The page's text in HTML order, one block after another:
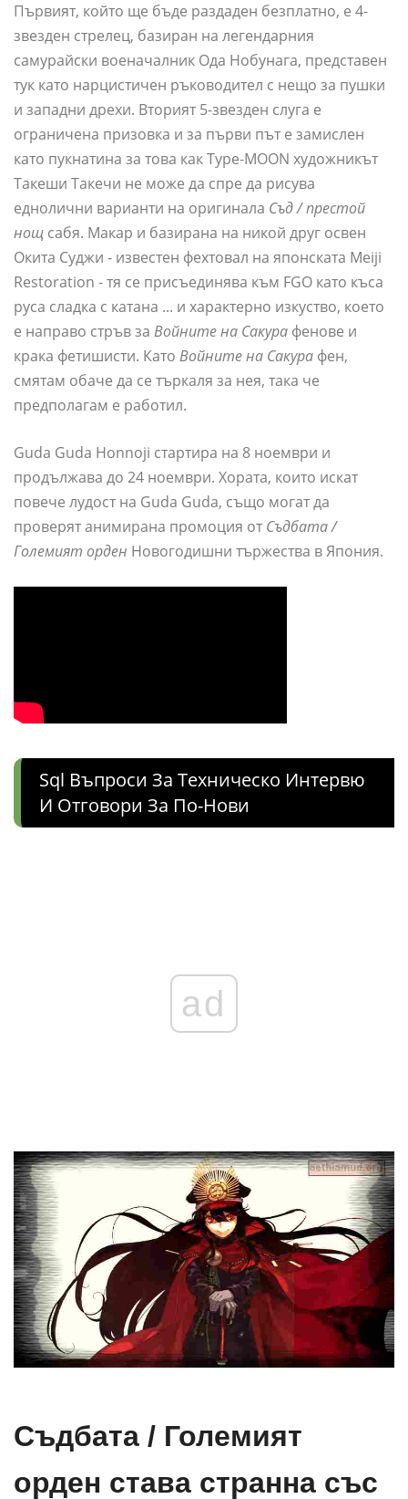
Първият, който ще бъде раздаден безплатно, е 4-
звезден стрелец, базиран на легендарния
самурайски военачалник Ода Нобунага, представен
тук като нарцистичен ръководител с нещо за пушки
и западни дрехи. Вторият 5-звезден слуга е
ограничена призовка и за първи път е замислен
като пукнатина за това как Type-MOON художникът
Такеши Такечи не може да спре да рисува
еднолични варианти на оригинала Съд / престой
нощ сабя. Макар и базирана на никой друг освен
Окита Суджи - известен фехтовал на японската Meiji
Restoration - тя се присъединява към FGO като къса
руса сладка с катана ... и характерно изкуство, което
е направо стръв за Войните на Сакура фенове и
крака фетишисти. Като Войните на Сакура фен,
смятам обаче да се търкаля за нея, така че
предполагам е работил.
Guda Guda Honnoji стартира на 8 ноември и
продължава до 24 ноември. Хората, които искат
повече лудост на Guda Guda, също могат да
проверят анимирана промоция от Съдбата /
Големият орден Новогодишни тържества в Япония.
Sql Въпроси За Техническо Интервю
И Отговори За По-Нови
ad
Съдбата / Големият
орден става странна със